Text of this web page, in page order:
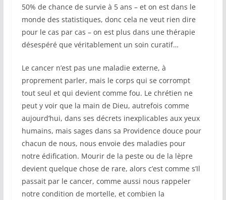
50% de chance de survie à 5 ans – et on est dans le
monde des statistiques, donc cela ne veut rien dire
pour le cas par cas – on est plus dans une thérapie
désespéré que véritablement un soin curatif…
Le cancer n’est pas une maladie externe, à
proprement parler, mais le corps qui se corrompt
tout seul et qui devient comme fou. Le chrétien ne
peut y voir que la main de Dieu, autrefois comme
aujourd’hui, dans ses décrets inexplicables aux yeux
humains, mais sages dans sa Providence douce pour
chacun de nous, nous envoie des maladies pour
notre édification. Mourir de la peste ou de la lèpre
devient quelque chose de rare, alors c’est comme s’Il
passait par le cancer, comme aussi nous rappeler
notre condition de mortelle, et combien la